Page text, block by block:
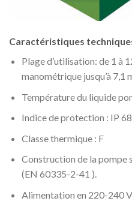
Caractéristiques
Plage d’utilisation: de 1 à
manométrique jusqu’à 7,1
Température du liquide
Indice de protection : IP
Classe thermique : F
Construction de la pompe
(EN 60335-2-41 ).
Alimentation en 220-240